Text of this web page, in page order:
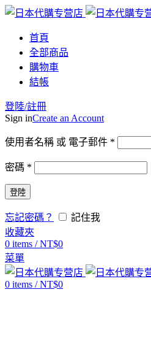
首頁
全部商品
購物車
結帳
登陸/註冊
Sign inCreate an Account
使用者名稱 或 電子郵件 *
密碼 *
登陸
忘記密碼？
記住我
收藏夾
0 items / NT$0
菜單
0 items / NT$0